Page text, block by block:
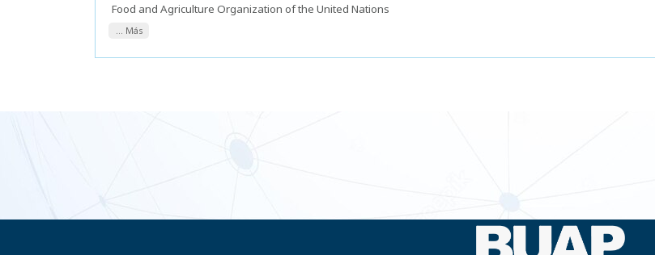
Food and Agriculture Organization of the United Nations
... Más